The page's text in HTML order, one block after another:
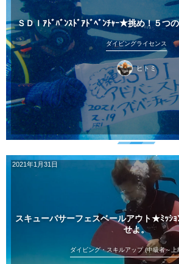
ＳＤＩｱﾄﾞﾊﾞﾝｽﾄﾞｱﾄﾞﾍﾞﾝﾁｬｰ★挑め！５つ
ダイビングライセンス
ヒトミ
スキューバサーフェスベールアウト★ﾐｯｼ
せよ。
2021年1月31日
ダイビング・スキルアップ (中級者～上